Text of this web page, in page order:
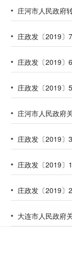
庄河市人民政府
庄政发〔2019〕
庄政发〔2019〕
庄河市人民政府
庄政发〔2019〕
庄政发〔2019〕
庄政发〔2019〕
大连市人民政府